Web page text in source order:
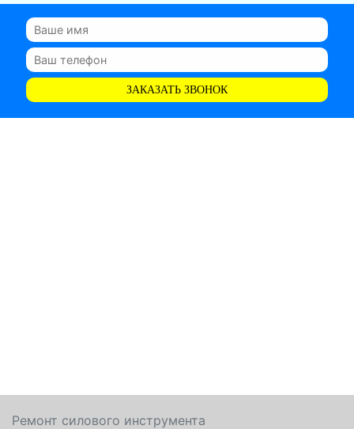
ЗАКАЗАТЬ ЗВОНОК
Ремонт силового инструмента